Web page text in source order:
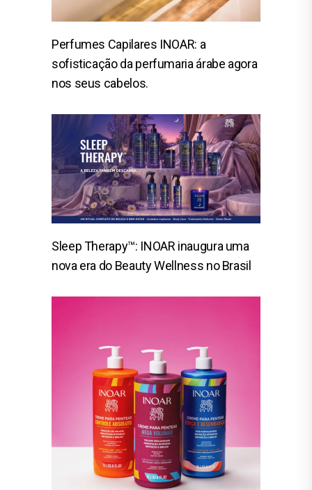
Perfumes Capilares INOAR: a
sofisticação da perfumaria árabe agora
nos seus cabelos.
Sleep Therapy™: INOAR inaugura uma
nova era do Beauty Wellness no Brasil